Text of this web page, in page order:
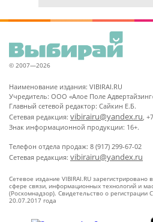
© 2007—2026
Наименование издания: VIBIRAI.RU
Учредитель: ООО «Алое Поле
Главный сетевой редактор: Сайкин Е.Б.
Сетевая редакция: vibirairu@yandex.ru,
Знак информационной продукции: 16+.
Телефон отдела продаж: 8 (917) 299-67-02
Сетевая редакция: vibirairu@yandex.ru
Сетевое издание VIBIRAI.RU
сфере связи, информационных технологий и
(Роскомнадзор). Свидетельство о
20.07.2017 года